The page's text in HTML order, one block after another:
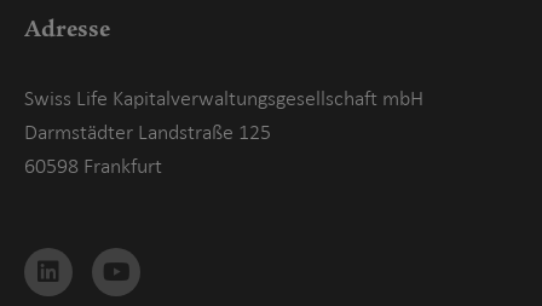
Adresse
Swiss Life Kapitalverwaltungsgesellschaft mbH
Darmstädter Landstraße 125
60598 Frankfurt